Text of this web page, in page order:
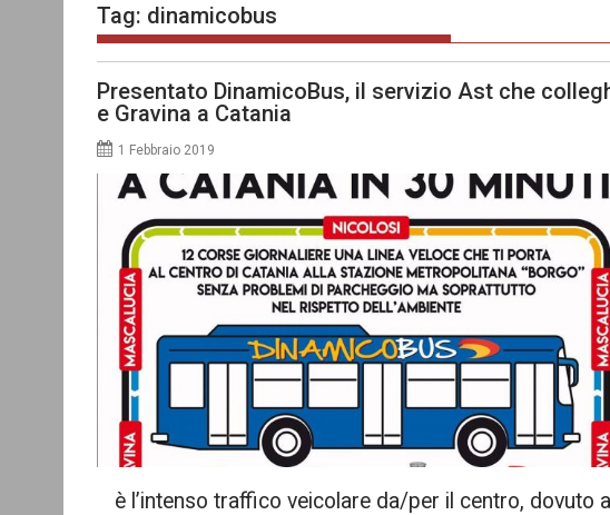
Tag: dinamicobus
Presentato DinamicoBus, il servizio Ast che
e Gravina a Catania
1 Febbraio 2019
è l’intenso traffico veicolare da/per il centro, dovuto